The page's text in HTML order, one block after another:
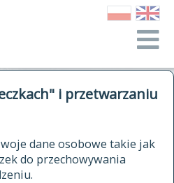
i przetwarzaniu
dane osobowe takie jak
do przechowywania
SŁOWNIK